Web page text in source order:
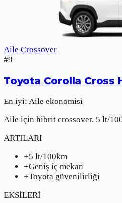
Aile Crossover
#9
Toyota Corolla Cross
En iyi: Aile ekonomisi
Aile için hibrit crossover. 5 lt/
ARTILARI
+5 lt/100km
+Geniş iç mekan
+Toyota güvenilirliği
EKSİLERİ